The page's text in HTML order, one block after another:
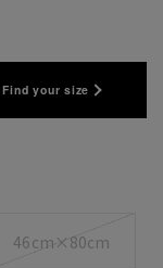
Find your size
46cm×80cm